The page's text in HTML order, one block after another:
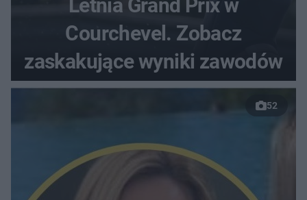
Letnia Grand Prix w
Courchevel. Zobacz
zaskakujące wyniki zawodów
52